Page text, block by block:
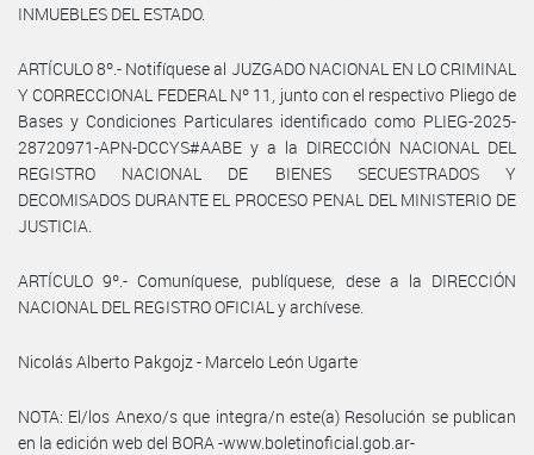
INMUEBLES DEL ESTADO.
ARTÍCULO 8º.- Notifíquese al JUZGADO NACIONAL EN LO CRIMINAL
Y CORRECCIONAL FEDERAL Nº 11, junto con el respectivo Pliego de
Bases y Condiciones Particulares identificado como PLIEG-2025-
28720971-APN-DCCYS#AABE y a la DIRECCIÓN NACIONAL DEL
REGISTRO NACIONAL DE BIENES SECUESTRADOS Y
DECOMISADOS DURANTE EL PROCESO PENAL DEL MINISTERIO DE
JUSTICIA.
ARTÍCULO 9º.- Comuníquese, publíquese, dese a la DIRECCIÓN
NACIONAL DEL REGISTRO OFICIAL y archívese.
Nicolás Alberto Pakgojz - Marcelo León Ugarte
NOTA: El/los Anexo/s que integra/n este(a) Resolución se publican
en la edición web del BORA -www.boletinoficial.gob.ar-